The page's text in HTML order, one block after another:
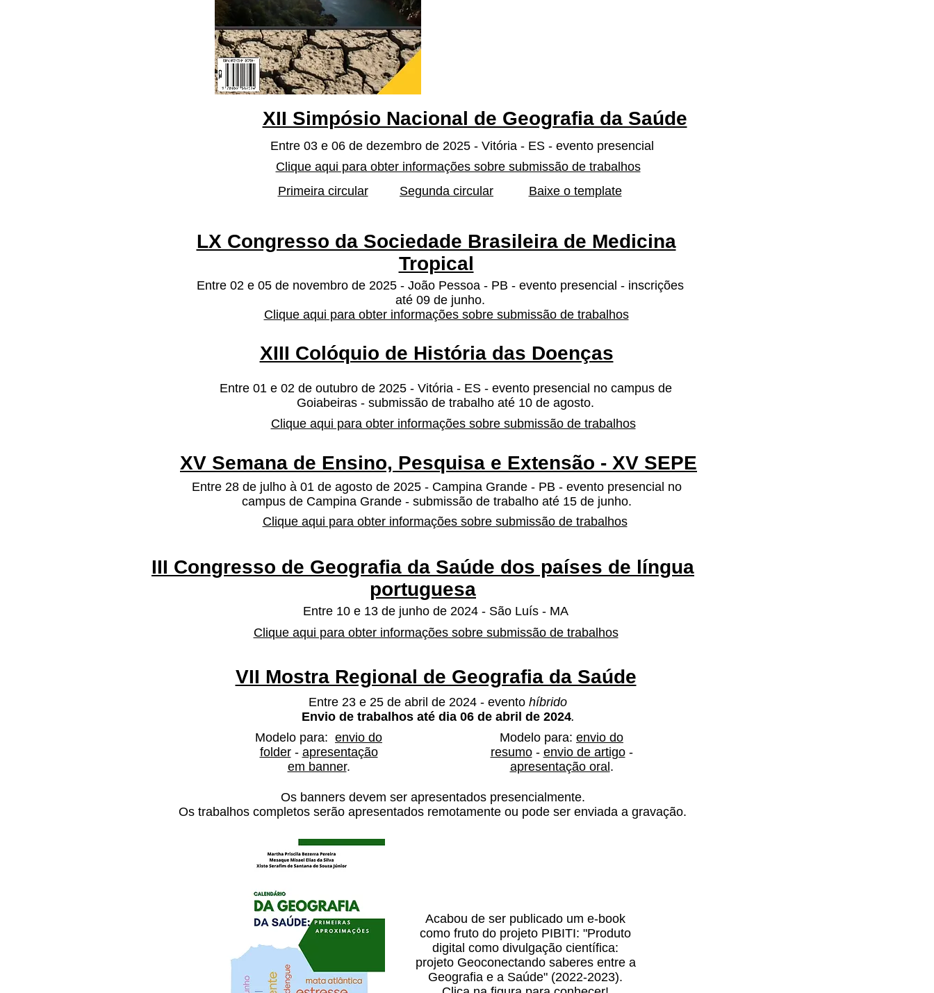
XII Simpósio Nacional de Geografia da Saúde
Entre 03 e 06 de dezembro de 2025 - Vitória - ES - evento presencial
Clique aqui para obter informações sobre submissão de trabalhos
Primeira circular
Segunda circular Baixe o template
LX Congresso da Sociedade Brasileira de Medicina
Tropical
Entre 02 e 05 de novembro de 2025 - João Pessoa - PB - evento presencial - inscrições
até 09 de junho.
Clique aqui para obter informações sobre submissão de trabalhos
XIII Colóquio de História das Doenças
Entre 01 e 02 de outubro de 2025 - Vitória - ES - evento presencial no campus de
Goiabeiras - submissão de trabalho até 10 de agosto.
Clique aqui para obter informações sobre submissão de trabalhos
XV Semana de Ensino, Pesquisa e Extensão - XV SEPE
Entre 28 de julho à 01 de agosto de 2025 - Campina Grande - PB - evento presencial no
campus de Campina Grande - submissão de trabalho até 15 de junho.
Clique aqui para obter informações sobre submissão de trabalhos
III Congresso de Geografia da Saúde dos países de língua
portuguesa
Entre 10 e 13 de junho de 2024 - São Luís - MA
Clique aqui para obter informações sobre submissão de trabalhos
VII Mostra Regional de Geografia da Saúde
Entre 23 e 25 de abril de 2024 - evento híbrido
Envio de trabalhos até dia 06 de abril de 2024.
Modelo para: envio do
folder- apresentação
em banner.
Modelo para: envio do
resumo- envio de artigo-
apresentação oral .
Os banners devem ser apresentados presencialmente.
Os trabalhos completos serão apresentados remotamente ou pode ser enviada a gravação.
Acabou de ser publicado um e-book
como fruto do projeto PIBITI: "Produto
digital como divulgação científica:
projeto Geoconectando saberes entre a
Geografia e a Saúde" (2022-2023).